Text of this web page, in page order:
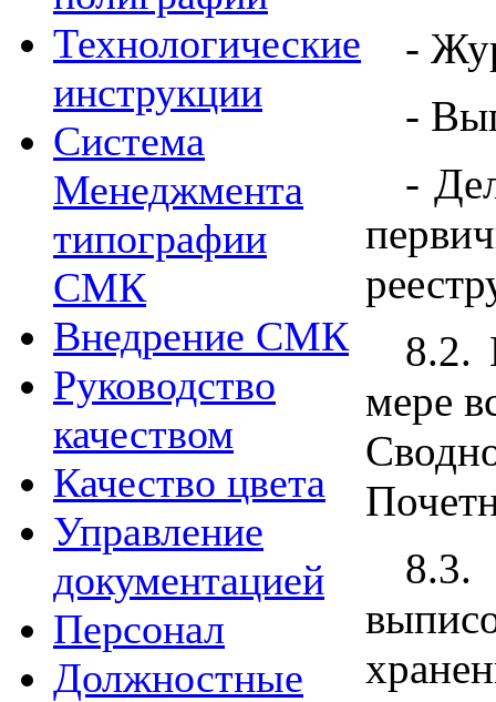
Технологические
инструкции
Система
Менеджмента
типографии
СМК
Внедрение СМК
Руководство
качеством
Качество цвета
Управление
документацией
Персонал
Должностные
-
-
-
8.2.
мере
8.3.